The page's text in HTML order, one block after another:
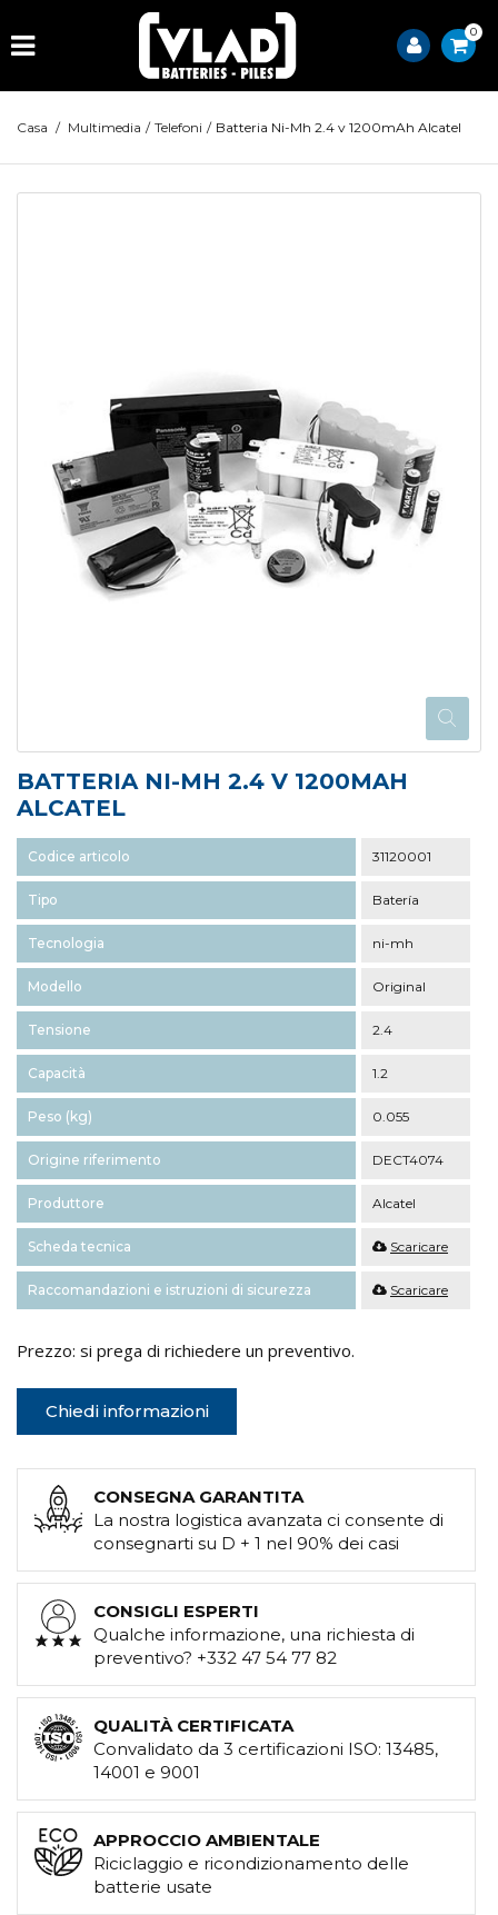
0
Casa / Multimedia / Telefoni / Batteria Ni-Mh 2.4 v 1200mAh Alcatel
BATTERIA NI-MH 2.4 V 1200MAH
ALCATEL
Codice articolo 31120001
Tipo Batería
Tecnologia ni-mh
Modello Original
Tensione 2.4
Capacità 1.2
Peso (kg) 0.055
Origine riferimento DECT4074
Produttore Alcatel
Scheda tecnica Scaricare
Raccomandazioni e istruzioni di sicurezza Scaricare
Prezzo: si prega di richiedere un preventivo.
Chiedi informazioni
CONSEGNA GARANTITA
La nostra logistica avanzata ci consente di
consegnarti su D + 1 nel 90% dei casi
CONSIGLI ESPERTI
Qualche informazione, una richiesta di
preventivo? +332 47 54 77 82
QUALITÀ CERTIFICATA
Convalidato da 3 certificazioni ISO: 13485,
14001 e 9001
APPROCCIO AMBIENTALE
Riciclaggio e ricondizionamento delle
batterie usate